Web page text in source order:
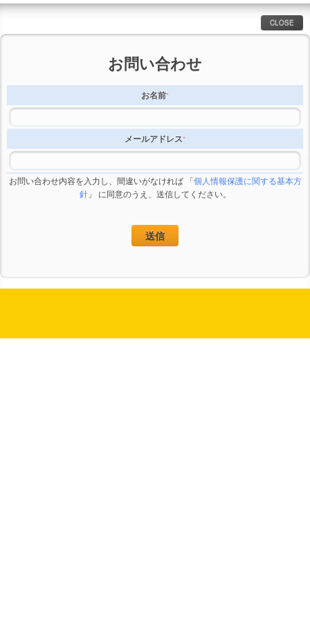
CLOSE
お問い合わせ
お名前*
メールアドレス*
お問い合わせ内容 *
お問い合わせ内容を入力し、間違いがなければ 「個人情報保護に関する基本方